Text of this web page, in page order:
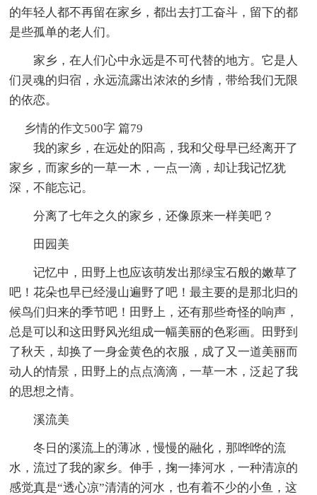
的年轻人都不再留在家乡，都出去打工奋斗，留下的都
是些孤单的老人们。
家乡，在人们心中永远是不可代替的地方。它是人
们灵魂的归宿，永远流露出浓浓的乡情，带给我们无限
的依恋。
乡情的作文500字 篇79
我的家乡，在远处的阳高，我和父母早已经离开了
家乡，而家乡的一草一木，一点一滴，却让我记忆犹
深，不能忘记。
分离了七年之久的家乡，还像原来一样美吧？
田园美
记忆中，田野上也应该萌发出那绿宝石般的嫩草了
吧！花朵也早已经漫山遍野了吧！最主要的是那北归的
候鸟们归来的季节吧！田野上，还有那些奇怪的响声，
总是可以和这田野风光组成一幅美丽的色彩画。田野到
了秋天，却换了一身金黄色的衣服，成了又一道美丽而
动人的情景，田野上的点点滴滴，一草一木，泛起了我
的思想之情。
溪流美
冬日的溪流上的薄冰，慢慢的融化，那哗哗的流
水，流过了我的家乡。伸手，掬一捧河水，一种清凉的
感觉真是“透心凉”清清的河水，也有着不少的小鱼，这